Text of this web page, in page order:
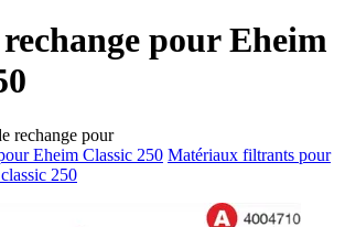
rechange pour Eheim
rechange pour
Eheim Classic 250 Matériaux filtrants pour
250